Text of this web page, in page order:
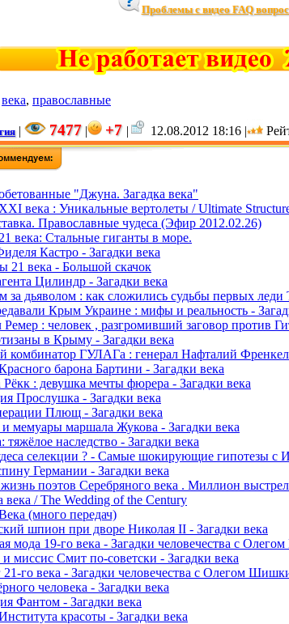
Проблемы с видео FAQ вопрос
века, православные
| 7477 | +7 | 12.08.2012 18:16 |
"Джуна. Загадка века"
века : Уникальные вертолеты / Ultimate
Православные чудеса (Эфир 2012.02.26)
века: Стальные гиганты в море.
Кастро - Загадки века
21 века - Большой скачок
Цилиндр - Загадки века
за дьяволом : как сложились судьбы первых леди
Крым Украине : мифы и реальность -
Ремер : человек , разгромивший заговор против
в Крыму - Загадки века
комбинатор ГУЛАГа : генерал Нафталий
барона Бартини - Загадки века
: девушка мечты фюрера - Загадки века
Прослушка - Загадки века
Плющ - Загадки века
мемуары маршала Жукова - Загадки века
наследство - Загадки века
селекции ? - Самые шокирующие гипотезы с
Германии - Загадки века
поэтов Серебряного века . Миллион
века / The Wedding of the Century
(много передач)
шпион при дворе Николая II - Загадки века
мода 19-го века - Загадки человечества с
миссис Смит по-советски - Загадки века
го века - Загадки человечества с Олегом
человека - Загадки века
Фантом - Загадки века
красоты - Загадки века